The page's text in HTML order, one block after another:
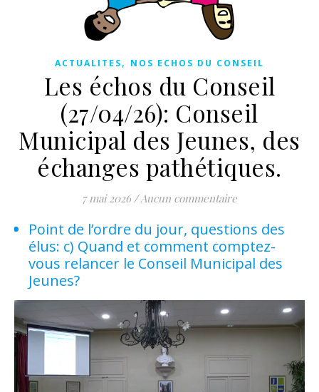
ACTUALITES, NOS ECHOS DU CONSEIL
Les échos du Conseil
(27/04/26): Conseil
Municipal des Jeunes, des
échanges pathétiques.
7 mai 2026 /Aucun commentaire
Point de l’ordre du jour, questions des
élus: c) Quand et comment comptez-
vous relancer le Conseil Municipal des
Jeunes?